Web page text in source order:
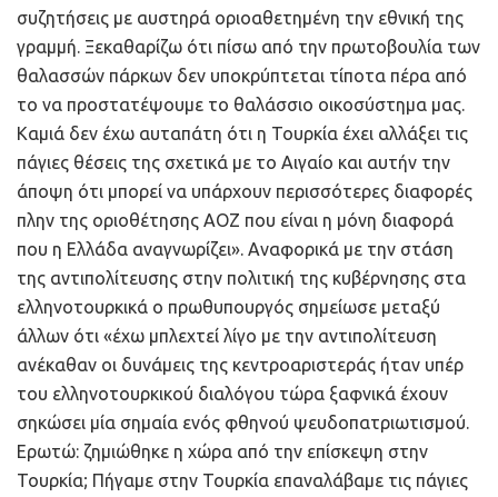
συζητήσεις με αυστηρά οριοαθετημένη την εθνική της
γραμμή. Ξεκαθαρίζω ότι πίσω από την πρωτοβουλία των
θαλασσών πάρκων δεν υποκρύπτεται τίποτα πέρα από
το να προστατέψουμε το θαλάσσιο οικοσύστημα μας.
Καμιά δεν έχω αυταπάτη ότι η Τουρκία έχει αλλάξει τις
πάγιες θέσεις της σχετικά με το Αιγαίο και αυτήν την
άποψη ότι μπορεί να υπάρχουν περισσότερες διαφορές
πλην της οριοθέτησης ΑΟΖ που είναι η μόνη διαφορά
που η Ελλάδα αναγνωρίζει». Αναφορικά με την στάση
της αντιπολίτευσης στην πολιτική της κυβέρνησης στα
ελληνοτουρκικά ο πρωθυπουργός σημείωσε μεταξύ
άλλων ότι «έχω μπλεχτεί λίγο με την αντιπολίτευση
ανέκαθαν οι δυνάμεις της κεντροαριστεράς ήταν υπέρ
του ελληνοτουρκικού διαλόγου τώρα ξαφνικά έχουν
σηκώσει μία σημαία ενός φθηνού ψευδοπατριωτισμού.
Ερωτώ: ζημιώθηκε η χώρα από την επίσκεψη στην
Τουρκία; Πήγαμε στην Τουρκία επαναλάβαμε τις πάγιες